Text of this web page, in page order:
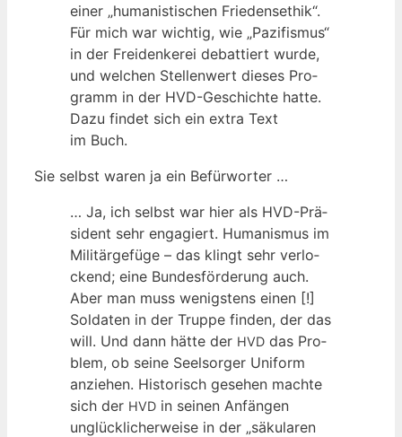
einer „huma­nis­ti­schen Frie­dens­ethik“.
Für mich war wich­tig, wie „Pazi­fis­mus“
in der Frei­den­ke­rei debat­tiert wur­de,
und wel­chen Stel­len­wert die­ses Pro­
gramm in der HVD-Geschich­te hat­te.
Dazu fin­det sich ein extra Text
im Buch.
Sie selbst waren ja ein Befürworter …
… Ja, ich selbst war hier als HVD-Prä­
si­dent sehr enga­giert. Huma­nis­mus im
Mili­tär­ge­fü­ge – das klingt sehr ver­lo­
ckend; eine Bun­des­för­de­rung auch.
Aber man muss wenigs­tens einen [!]
Sol­da­ten in der Trup­pe fin­den, der das
will. Und dann hät­te der HVD das Pro­
blem, ob sei­ne Seel­sor­ger Uni­form
anzie­hen. His­to­risch gese­hen mach­te
sich der HVD in sei­nen Anfän­gen
unglück­li­cher­wei­se in der „säku­la­ren